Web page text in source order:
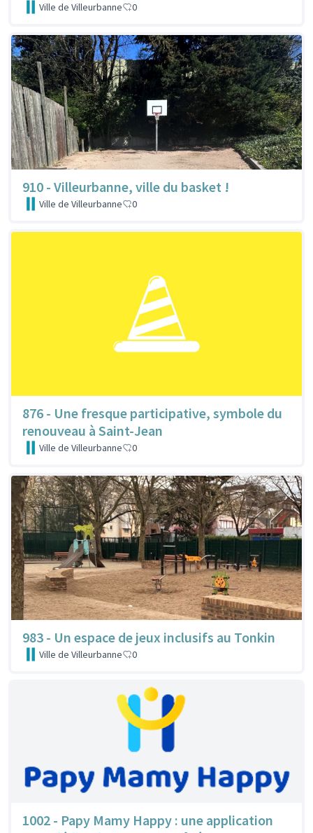
Ville de Villeurbanne 0
910 - Villeurbanne, ville du basket !
Ville de Villeurbanne 0
876 - Une fresque participative, symbole du
renouveau à Saint-Jean
Ville de Villeurbanne 0
983 - Un espace de jeux inclusifs au Tonkin
Ville de Villeurbanne 0
1002 - Papy Mamy Happy : une application